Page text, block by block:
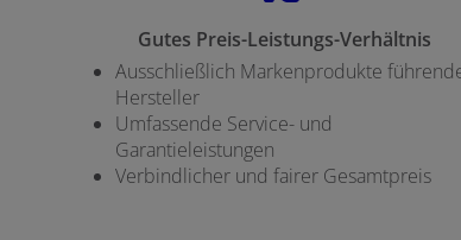
Gutes Preis-Leistungs-Verhältnis
Ausschließlich Markenprodukte
Hersteller
Umfassende Service- und
Garantieleistungen
Verbindlicher und fairer Gesamtpreis